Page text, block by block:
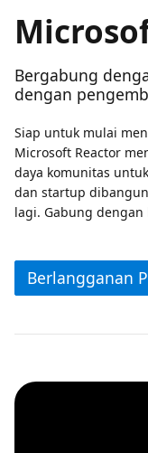
Bergabung
dengan
Siap untuk mulai
Microsoft Reactor
daya komunitas
dan startup
lagi. Gabung dengan
Berlangganan